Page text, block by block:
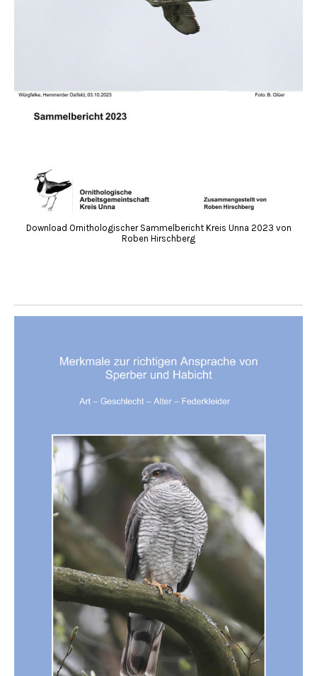
Download Ornithologischer Sammelbericht Kreis Unna 2023 von
Roben Hirschberg